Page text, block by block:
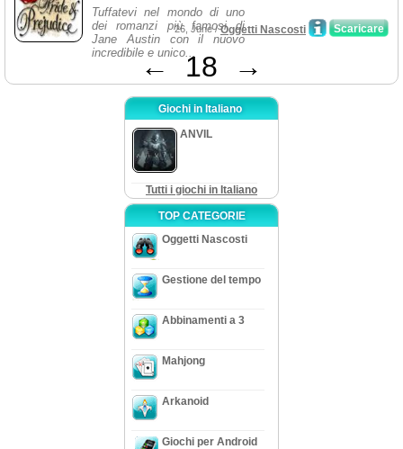
Tuffatevi nel mondo di uno
dei romanzi più famosi di
Jane Austin con il nuovo
incredibile e unico...
Scaricare
26, June /Oggetti Nascosti
← 18 →
Giochi in Italiano
ANVIL
Tutti i giochi in Italiano
TOP CATEGORIE
Oggetti Nascosti
Gestione del tempo
Abbinamenti a 3
Mahjong
Arkanoid
Giochi per Android